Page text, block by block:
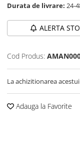
Durata de livrare: 24-
ALERTA
Cod Produs:
La achizitionarea
Adauga la Favorite